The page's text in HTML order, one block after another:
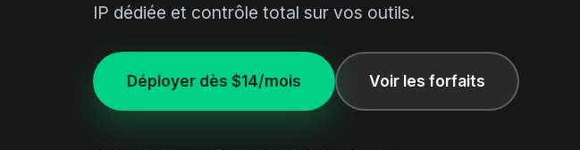
IP dédiée et contrôle total sur vos outils.
Déployer dès $14/mois Voir les forfaits